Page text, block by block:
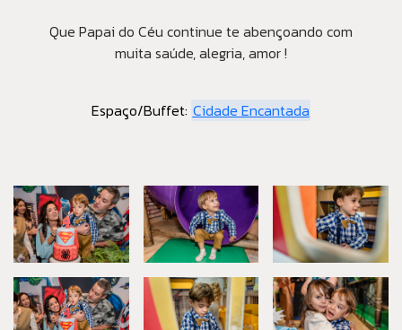
Que Papai do Céu continue te abençoando com
muita saúde, alegria, amor !
Espaço/Buffet: Cidade Encantada